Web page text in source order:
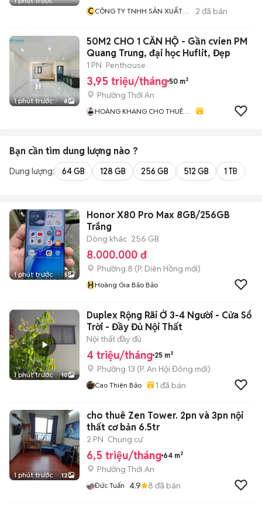
CCÔNG TY TNHH SẢN XUẤT
2 đã bán
1 phút trước 8
50M2 CHO 1 CĂN HỘ - Gần cvien PM
Quang Trung, đại học Huflit, Đẹp
1 PN Penthouse
3,95 triệu/tháng 50 m²
Phường Thới An
HOÀNG KHANG CHO THUÊ
Bạn cần tìm dung lượng nào ?
Dung lượng: 64 GB 128 GB 256 GB 512 GB 1 TB
1 phút trước 5
Honor X80 Pro Max 8GB/256GB
Trắng
Dòng khác 256 GB
8.000.000 đ
Phường 8 (P. Diên Hồng mới)
HHoàng Gia Bảo Bảo
1 phút trước 10
Duplex Rộng Rãi Ở 3-4 Người - Cửa Sổ
Trời - Đầy Đủ Nội Thất
Nội thất đầy đủ
4 triệu/tháng 25 m²
Phường 13 (P. An Hội Đông mới)
Cao Thiên Bảo 1 đã bán
1 phút trước 12
cho thuê Zen Tower. 2pn và 3pn nội
thất cơ bản 6.5tr
2 PN Chung cư
6,5 triệu/tháng 64 m²
Phường Thới An
Đức Tuấn 4.9 8 đã bán